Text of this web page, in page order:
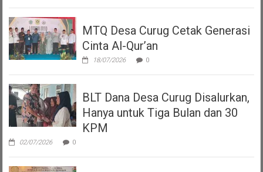
MTQ Desa Curug Cetak Generasi
Cinta Al-Qur’an
18/07/2026 0
BLT Dana Desa Curug Disalurkan,
Hanya untuk Tiga Bulan dan 30
KPM
02/07/2026 0